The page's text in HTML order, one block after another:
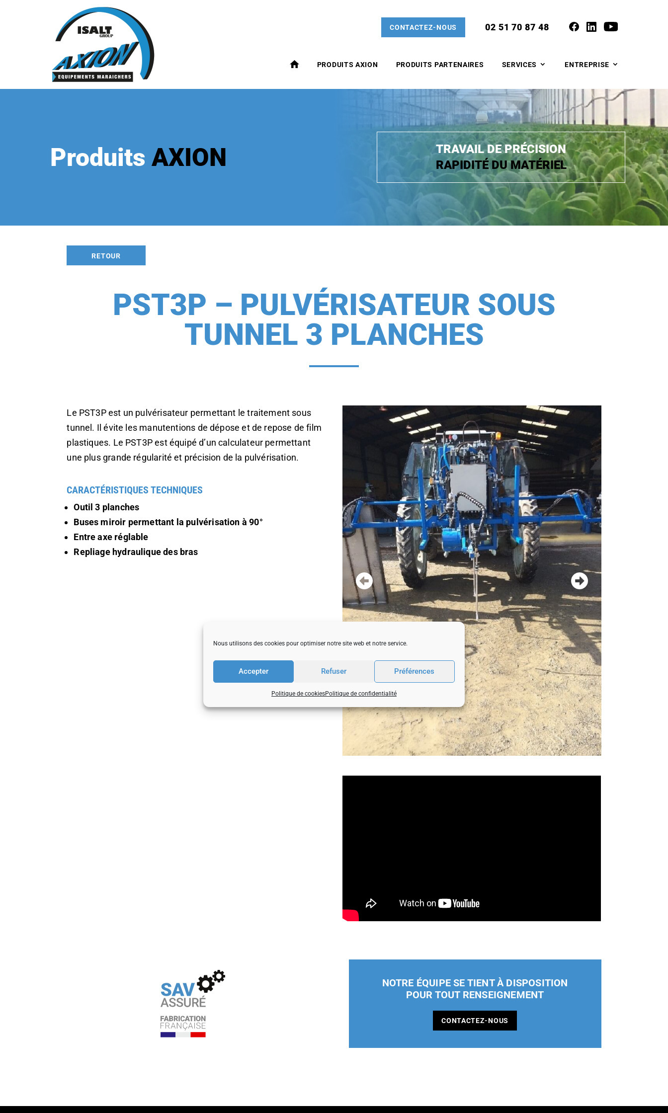
Nous utilisons des cookies pour optimiser notre site web et notre service.
Accepter Refuser Préférences
Politique de cookiesPolitique de confidentialité
CONTACTEZ-NOUS 02 51 70 87 48
AC
CU
PRODUITS AXION PRODUITS PARTENAIRES SERVICES ENTREPRISE
Produits AXION
TRAVAIL DE PRÉCISION
RAPIDITÉ DU MATÉRIEL
RETOUR
PST3P – PULVÉRISATEUR SOUS
TUNNEL 3 PLANCHES
Le PST3P est un pulvérisateur permettant le traitement sous
tunnel. Il évite les manutentions de dépose et de repose de film
plastiques. Le PST3P est équipé d’un calculateur permettant
une plus grande régularité et précision de la pulvérisation.
CARACTÉRISTIQUES TECHNIQUES
Outil 3 planches
Buses miroir permettant la pulvérisation à 90°
Entre axe réglable
Repliage hydraulique des bras
NOTRE ÉQUIPE SE TIENT À DISPOSITION
POUR TOUT RENSEIGNEMENT
CONTACTEZ-NOUS